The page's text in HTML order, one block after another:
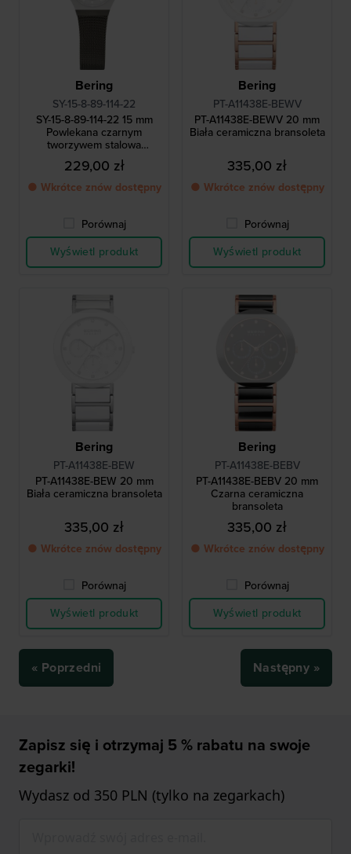
Bering
SY-15-8-89-114-22
SY-15-8-89-114-22 15 mm
Powlekana czarnym
tworzywem stalowa
bransoleta Milanese
229,00 zł
● Wkrótce znów dostępny
Porównaj
Wyświetl produkt
Bering
PT-A11438E-BEWV
PT-A11438E-BEWV 20 mm
Biała ceramiczna bransoleta
335,00 zł
● Wkrótce znów dostępny
Porównaj
Wyświetl produkt
Bering
PT-A11438E-BEW
PT-A11438E-BEW 20 mm
Biała ceramiczna bransoleta
335,00 zł
● Wkrótce znów dostępny
Porównaj
Wyświetl produkt
Bering
PT-A11438E-BEBV
PT-A11438E-BEBV 20 mm
Czarna ceramiczna
bransoleta
335,00 zł
● Wkrótce znów dostępny
Porównaj
Wyświetl produkt
« Poprzedni Następny »
Zapisz się i otrzymaj 5 % rabatu na swoje
zegarki!
Wydasz od 350 PLN (tylko na zegarkach)